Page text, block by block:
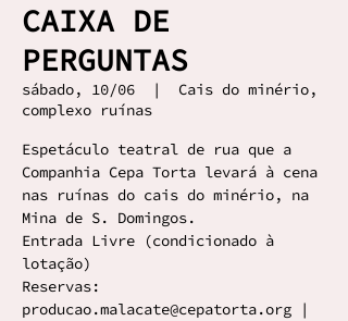
CAIXA DE
PERGUNTAS
sábado, 10/06
  |
Cais do minério,
complexo ruínas
Espetáculo teatral de rua que a
Companhia Cepa Torta levará à cena
nas ruínas do cais do minério, na
Mina de S. Domingos.
Entrada Livre (condicionado à
lotação)
Reservas:
producao.malacate@cepatorta.org |